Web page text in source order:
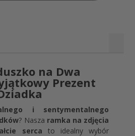
na Dwa
Prezent
i sentymentalnego
? Nasza ramka na zdjęcia
serca to idealny wybór